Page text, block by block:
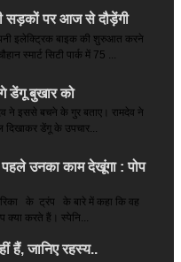
सड़कों पर आज से दौड़ेंगी
इलेक्ट्रिक बाइक की शुरुआत करने
स्मार्ट सिटी पार्क में 75 ...
डेंगू बुखार को
ने इससे बचने के गुर बताए। रामदेव ने
डेंगू के उपचार...
उनका काम देखूंगा : पोप
के ट्रंप के बारे में कहा कि वह
क्या करते हैं। स्पेनि...
हैं, जानिए रहस्य..